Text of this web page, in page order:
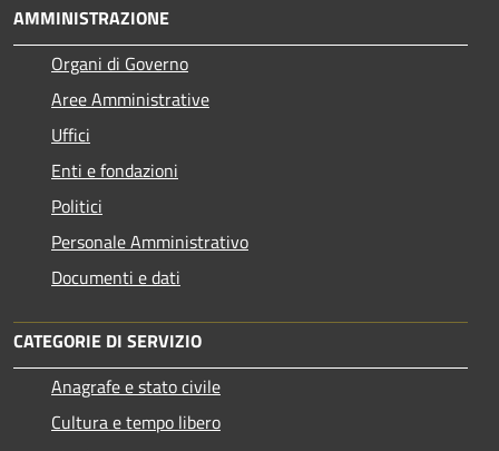
AMMINISTRAZIONE
Organi di Governo
Aree Amministrative
Uffici
Enti e fondazioni
Politici
Personale Amministrativo
Documenti e dati
CATEGORIE DI SERVIZIO
Anagrafe e stato civile
Cultura e tempo libero